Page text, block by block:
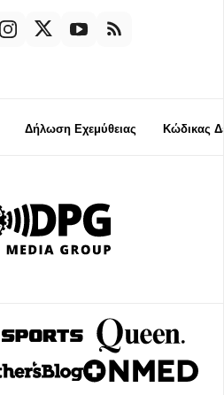
Δήλωση Εχεμύθειας Κώδικας